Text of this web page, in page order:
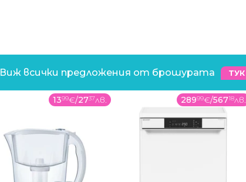
Виж всички предложения от брошурата ТУК
1399€/2737лв. 28999€/56718лв.